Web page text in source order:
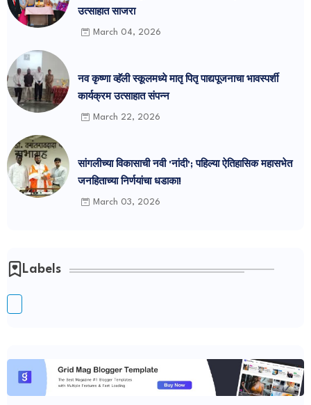
उत्साहात साजरा
March 04, 2026
नव कृष्णा व्हॅली स्कूलमध्ये मातृ पितृ पाद्यपूजनाचा भावस्पर्शी
कार्यक्रम उत्साहात संपन्न
March 22, 2026
सांगलीच्या विकासाची नवी 'नांदी'; पहिल्या ऐतिहासिक महासभेत
जनहिताच्या निर्णयांचा धडाका!
March 03, 2026
Labels